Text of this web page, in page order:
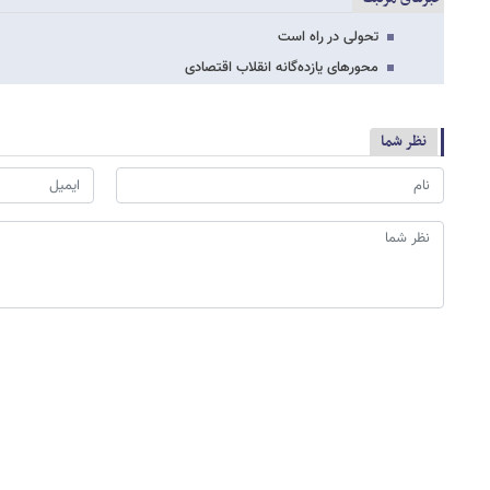
تحولی در راه است
محورهای یازده‌گانه انقلاب اقتصادی
نظر شما